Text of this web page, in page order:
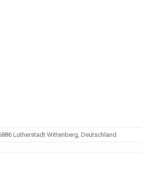
Lutherstadt Wittenberg, Deutschland